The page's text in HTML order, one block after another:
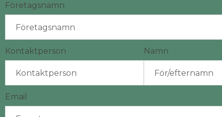
Företagsnamn
Kontaktperson Namn
Email